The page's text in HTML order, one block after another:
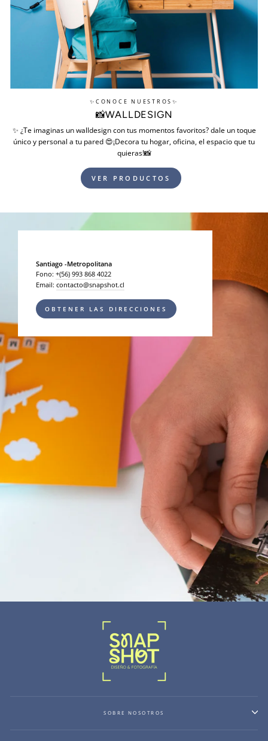
✨CONOCE NUESTROS✨
📸WALLDESIGN
✨ ¿Te imaginas un walldesign con tus momentos favoritos? dale un toque
único y personal a tu pared 😍⁣¡Decora tu hogar, oficina, el espacio que tu
quieras!📸
VER PRODUCTOS
Santiago -Metropolitana
Fono: +(56) 993 868 4022
Email: contacto@snapshot.cl
OBTENER LAS DIRECCIONES
SOBRE NOSOTROS